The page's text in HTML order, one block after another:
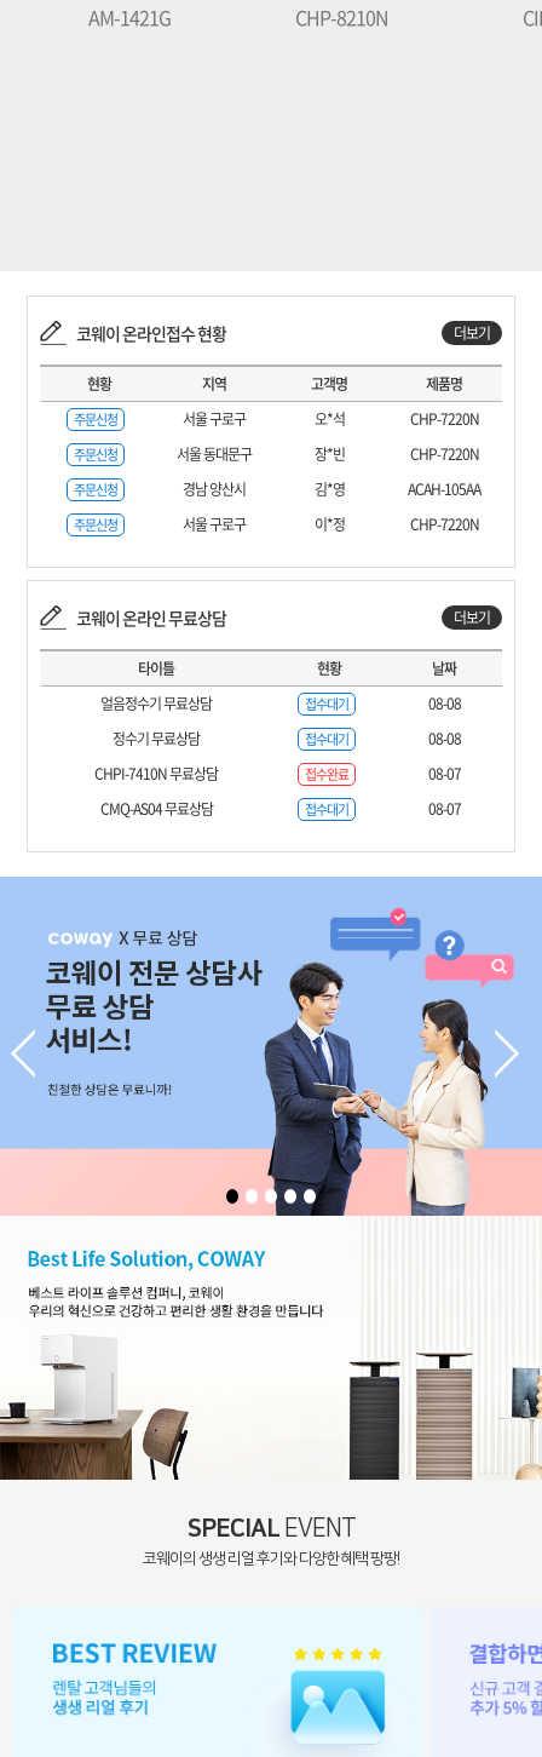
AM-1421G CHP-8210N
코웨이 온라인접수 현황 더보기
현황 지역 고객명 제품명
주문신청 서울 구로구 오*석 CHP-7220N
주문신청 서울 동대문구 장*빈 CHP-7220N
주문신청 경남 양산시 김*영 ACAH-105AA
주문신청 서울 구로구 이*정 CHP-7220N
코웨이 온라인 무료상담 더보기
타이틀 현황
날짜
얼음정수기 무료상담
접수대기
08-08
정수기 무료상담
접수대기
08-08
CHPI-7410N 무료상담
접수완료
08-07
CMQ-AS04 무료상담
접수대기 08-07
SPECIALEVENT
코웨이의 생생 리얼 후기와 다양한 혜택 팡팡!